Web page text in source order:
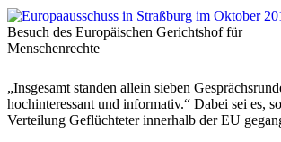
2019/2020:
Hamburg,
eine
alle
–
Lebenswert.
Besuch des Europäischen Gerichtshof für
Menschenrechte
„Insgesamt standen allein sieben
hochinteressant und informativ.“ Dabei sei es,
Verteilung Geflüchteter innerhalb der EU